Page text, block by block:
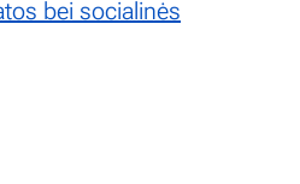
bei socialinės